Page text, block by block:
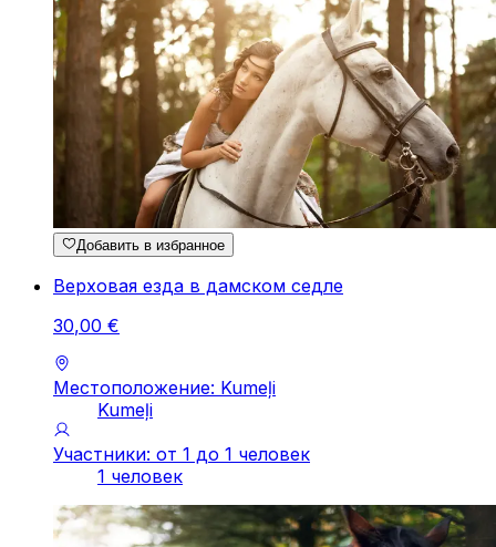
Добавить в избранное
Верховая езда в дамском седле
30,00 €
Местоположение: Kumeļi
Kumeļi
Участники: от 1 до 1 человек
1 человек